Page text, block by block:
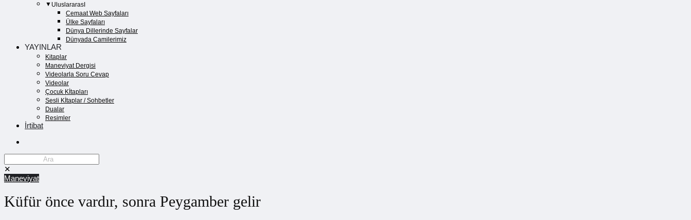
UluslararasI
Cemaat Web Sayfaları
Ülke Sayfaları
Dünya Dillerinde Sayfalar
Dünyada Camilerimiz
YAYINLAR
Kitaplar
Maneviyat Dergisi
Videolarla Soru Cevap
Videolar
Çocuk Kİtapları
Sesli Kİtaplar / Sohbetler
Dualar
Resimler
İrtibat
✕
Maneviyat
Küfür önce vardır, sonra Peygamber gelir